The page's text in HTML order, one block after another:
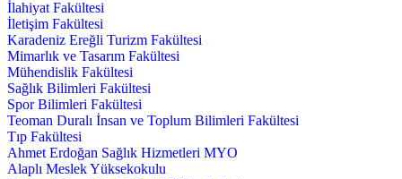
İlahiyat Fakültesi
İletişim Fakültesi
Karadeniz Ereğli Turizm Fakültesi
Mimarlık ve Tasarım Fakültesi
Mühendislik Fakültesi
Sağlık Bilimleri Fakültesi
Spor Bilimleri Fakültesi
Teoman Duralı İnsan ve Toplum Bilimleri Fakültesi
Tıp Fakültesi
Ahmet Erdoğan Sağlık Hizmetleri MYO
Alaplı Meslek Yüksekokulu